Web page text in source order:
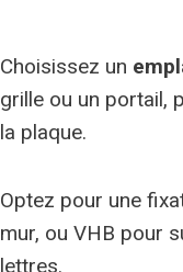
Choisissez un
grille ou un portail,
la plaque.
Optez pour une
mur, ou VHB pour
lettres.